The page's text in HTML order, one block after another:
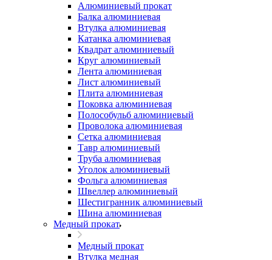
Алюминиевый прокат
Балка алюминиевая
Втулка алюминиевая
Катанка алюминиевая
Квадрат алюминиевый
Круг алюминиевый
Лента алюминиевая
Лист алюминиевый
Плита алюминиевая
Поковка алюминиевая
Полособульб алюминиевый
Проволока алюминиевая
Сетка алюминиевая
Тавр алюминиевый
Труба алюминиевая
Уголок алюминиевый
Фольга алюминиевая
Швеллер алюминиевый
Шестигранник алюминиевый
Шина алюминиевая
Медный прокат
Медный прокат
Втулка медная